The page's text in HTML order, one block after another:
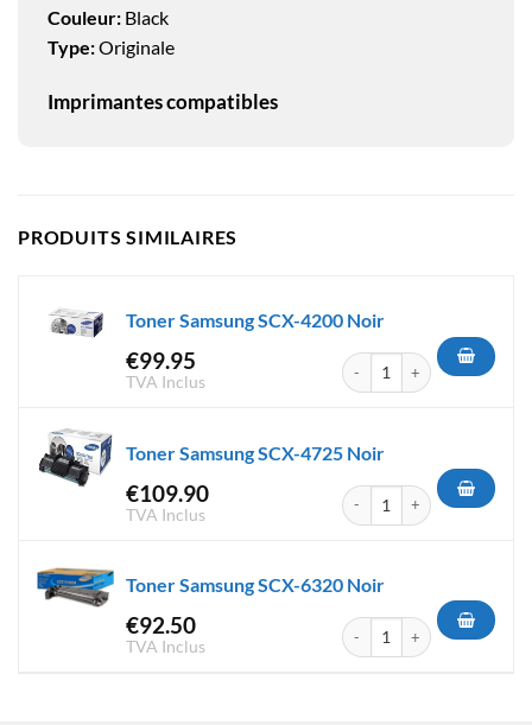
Couleur: Black
Type:Originale
Imprimantes compatibles
PRODUITS SIMILAIRES
Toner Samsung SCX-4200 Noir
€99.95
TVA Inclus
quantité de Toner Samsung
Toner Samsung SCX-4725 Noir
€109.90
TVA Inclus
quantité de Toner Samsung
Toner Samsung SCX-6320 Noir
€92.50
TVA Inclus
quantité de Toner Samsung